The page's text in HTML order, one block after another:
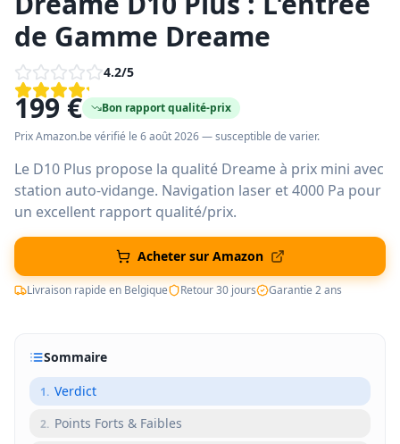
de Gamme Dreame
4.2/5
199 €
Bon rapport qualité-prix
Prix Amazon.be vérifié le 6 août 2026— susceptible de varier.
Le D10 Plus propose la qualité Dreame à prix mini avec
station auto-vidange. Navigation laser et 4000 Pa pour
un excellent rapport qualité/prix.
Acheter sur Amazon
Livraison rapide en Belgique Retour 30 jours Garantie 2 ans
Sommaire
1. Verdict
2. Points Forts & Faibles